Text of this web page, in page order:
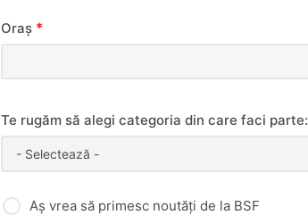
Oraș *
Te rugăm să alegi categoria din care faci parte:
- Selectează -
Aș vrea să primesc noutăți de la BSF